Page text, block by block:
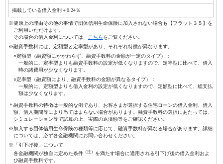
掲載している借入金利＋0.24％
※健康上の理由その他の事情で団体信用生命保険に加入されない場合も【フラット３５】を
ご利用いただけます。
その場合の借入金利については、
こちらをご覧ください。
※融資手数料には、定額型と定率型があり、それぞれ特徴が異なります。
○定額型（融資額にかかわらず、融資手数料の金額が一定のタイプ）：
一般的に、定率型よりも融資手数料の設定が低くなりますので、定率型に比べて、借入
時の諸費用が少なくなります。
○定率型（融資額により、融資手数料の金額が異なるタイプ）：
一般的に、定額型よりも借入金利の設定が低くなりますので、定額型に比べて、総支払
額は少なくなります。
＊融資手数料の特徴は一般的な例であり、お客さまが選択する住宅ローンの借入金利、借入
額、借入期間等により当てはまらない場合があります。融資手数料の選択にあたっては、
シミュレーション等で試算の上、実際の返済額等をご確認ください。
※加入する団体信用生命保険の種類等に応じて、融資手数料が異なる場合があります。詳細
については、必ず各金融機関にお問い合わせください。
※「引下げ後」について
各金融機関が独自に定めた条件 （注）
を満たす場合に適用される引下げ後の借入金利およ
び融資手数料です。